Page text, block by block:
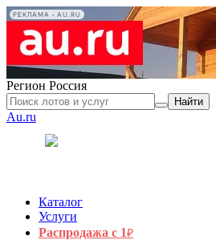
РЕКЛАМА • AU.RU
Регион Россия
Найти
Au.ru
Каталог
Услуги
Распродажа с 1₽